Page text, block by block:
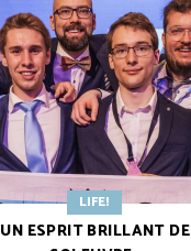
LIFE!
UN ESPRIT BRILLANT DE